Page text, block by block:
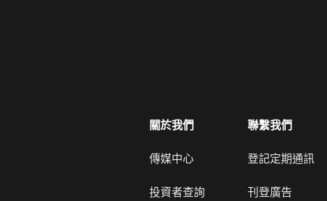
關於我們
傳媒中心
投資者查詢
聯繫我們
登記定期通訊
刊登廣告